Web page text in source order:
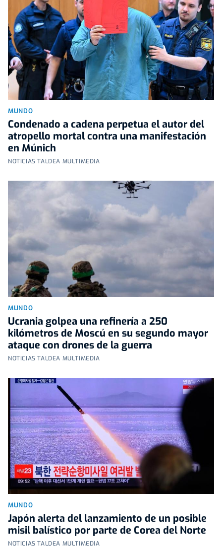
MUNDO
Condenado a cadena perpetua el autor del
atropello mortal contra una manifestación
en Múnich
NOTICIAS TALDEA MULTIMEDIA
MUNDO
Ucrania golpea una refinería a 250
kilómetros de Moscú en su segundo mayor
ataque con drones de la guerra
NOTICIAS TALDEA MULTIMEDIA
MUNDO
Japón alerta del lanzamiento de un posible
misil balístico por parte de Corea del Norte
NOTICIAS TALDEA MULTIMEDIA